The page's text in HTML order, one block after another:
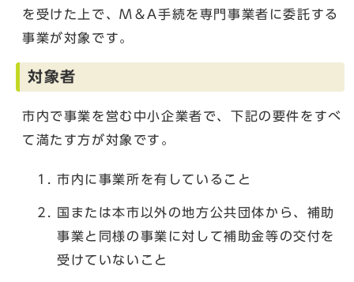
を受けた上で、M＆A手続を専門事業者に委託する
事業が対象です。
対象者
市内で事業を営む中小企業者で、下記の要件をすべ
て満たす方が対象です。
市内に事業所を有していること
国または本市以外の地方公共団体から、補助
事業と同様の事業に対して補助金等の交付を
受けていないこと